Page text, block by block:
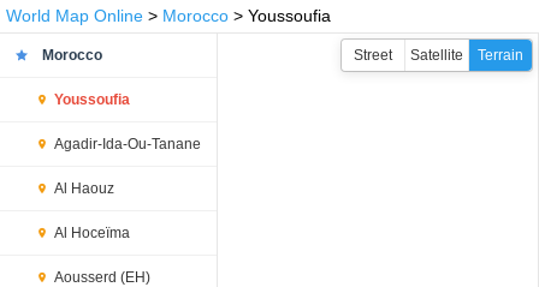
World Map Online > Morocco > Youssoufia
Morocco
Youssoufia
Agadir-Ida-Ou-Tanane
Al Haouz
Al Hoceïma
Aousserd (EH)
Street Satellite Terrain